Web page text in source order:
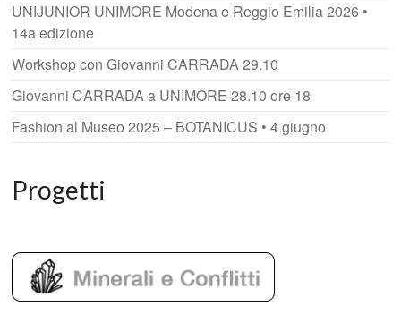
UNIJUNIOR UNIMORE Modena e Reggio Emilia 2026 •
14a edizione
Workshop con Giovanni CARRADA 29.10
Giovanni CARRADA a UNIMORE 28.10 ore 18
Fashion al Museo 2025 – BOTANICUS • 4 giugno
Progetti